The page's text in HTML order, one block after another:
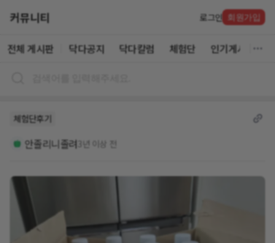
커뮤니티 로그인 회원가입
전체 게시판 닥다공지 닥다칼럼 체험단 인기게시글
체험단후기
안졸리니졸려 3년 이상 전